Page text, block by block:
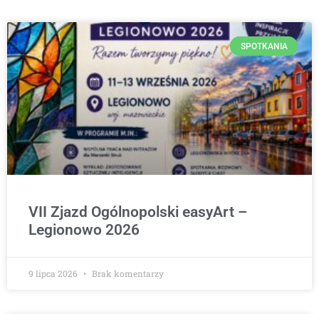
SPOTKANIA
VII Zjazd Ogólnopolski easyArt –
Legionowo 2026
9 lipca 2026 Brak komentarzy